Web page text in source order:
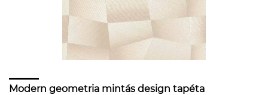
Modern geometria mintás design tapéta